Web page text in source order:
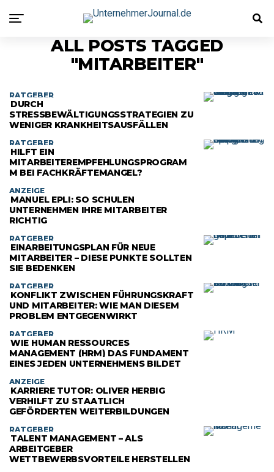
ALL POSTS TAGGED
"MITARBEITER"
RATGEBER
DURCH
STRESSBEWÄLTIGUNGSSTRATEGIEN ZU
WENIGER KRANKHEITSAUSFÄLLEN
RATGEBER
HILFT EIN
MITARBEITEREMPFEHLUNGSPROGRAM
M BEI FACHKRÄFTEMANGEL?
ANZEIGE
MANUEL EPLI: SO SCHULEN
UNTERNEHMEN IHRE MITARBEITER
RICHTIG
RATGEBER
EINARBEITUNGSPLAN FÜR NEUE
MITARBEITER – DIESE PUNKTE SOLLTEN
SIE BEDENKEN
RATGEBER
KONFLIKT ZWISCHEN FÜHRUNGSKRAFT
UND MITARBEITER: WIE MAN DIESEM
PROBLEM ENTGEGENWIRKT
RATGEBER
WIE HUMAN RESSOURCES
MANAGEMENT (HRM) DAS FUNDAMENT
EINES JEDEN UNTERNEHMENS BILDET
ANZEIGE
KARRIERE TUTOR: OLIVER HERBIG
VERHILFT ZU STAATLICH
GEFÖRDERTEN WEITERBILDUNGEN
RATGEBER
TALENT MANAGEMENT – ALS
ARBEITGEBER
WETTBEWERBSVORTEILE HERSTELLEN